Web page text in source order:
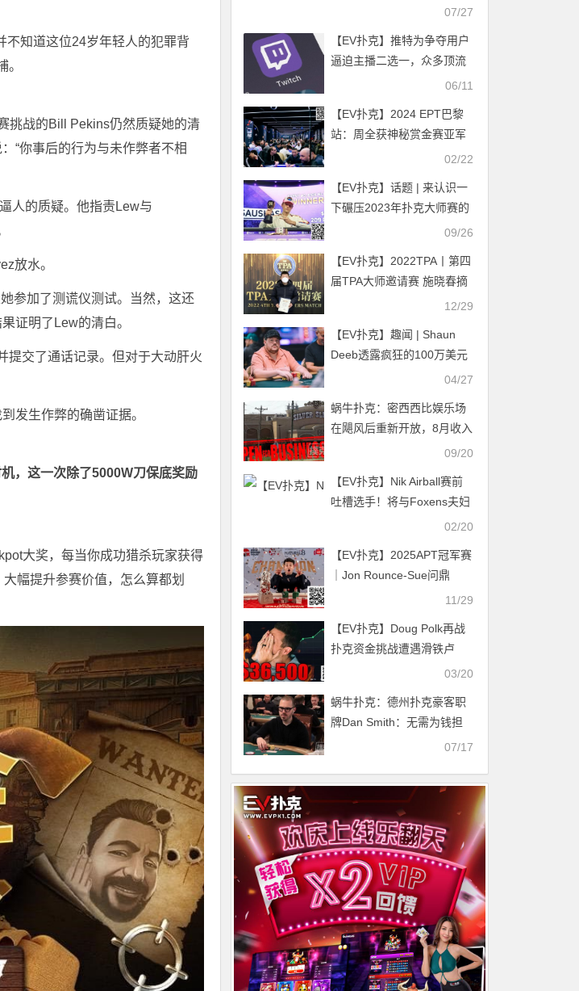
不知道这位24岁年轻人的犯罪背
挑战的Bill Pekins仍然质疑她的清
“你事后的行为与未作弊者不相
人的质疑。他指责Lew与
放水。
参加了测谎仪测试。当然，这还
证明了Lew的清白。
提交了通话记录。但对于大动肝火
发生作弊的确凿证据。
，这一次除了5000W刀保底奖励
大奖，每当你成功猎杀玩家获得
大幅提升参赛价值，怎么算都划
236参赛持续走高 蒋超造就
晋级
07/27
【EV扑克】推特为争夺用户
逼迫主播二选一，众多顶流
选择出走，油管或成最大影
06/11
【EV扑克】2024 EPT巴黎
站：周全获神秘赏金赛亚军
02/22
【EV扑克】话题 | 来认识一
下碾压2023年扑克大师赛的
09/26
【EV扑克】2022TPA丨第四
届TPA大师邀请赛 施晓春摘
12/29
【EV扑克】趣闻 | Shaun
Deeb透露疯狂的100万美元
04/27
蜗牛扑克：密西西比娱乐场
在飓风后重新开放，8月收入
09/20
【EV扑克】Nik Airball赛前
吐槽选手！将与Foxens夫妇
02/20
【EV扑克】2025APT冠军赛
｜Jon Rounce-Sue问鼎
Natural8杯冠军赛！斩获750
生涯最高奖金！
11/29
【EV扑克】Doug Polk再战
扑克资金挑战遭遇滑铁卢
03/20
蜗牛扑克：德州扑克豪客职
牌Dan Smith：无需为钱担
忧是打牌最舒服的一种状态
07/17